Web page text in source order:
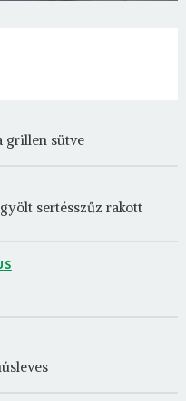
grillen sütve
sertésszűz rakott